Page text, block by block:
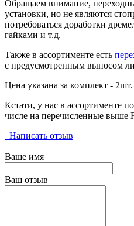
Обращаем внимание,
установки, но не являются
потребоваться доработки
гайками и т.д.
Также в ассортименте есть
с предусмотренным выносом
Цена указана за комплект - 2шт.
Кстати, у нас в ассортименте
числе на перечисленные выше
Написать отзыв
Ваше имя
Ваш отзыв